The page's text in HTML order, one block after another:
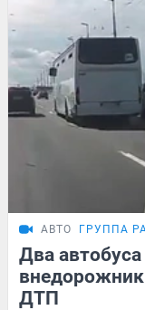
АВТО ГРУППА
Два
внедорожник
ДТП